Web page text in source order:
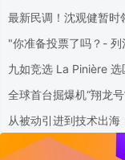
最新民调！沈观健暂时
"你准备投票了吗？-
九如竞选 La Pinière
全球首台掘爆机“翔龙
从被动引进到技术出海